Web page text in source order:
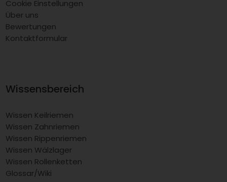
Cookie Einstellungen
Über uns
Bewertungen
Kontaktformular
Wissensbereich
Wissen Keilriemen
Wissen Zahnriemen
Wissen Rippenriemen
Wissen Wälzlager
Wissen Rollenketten
Glossar/Wiki